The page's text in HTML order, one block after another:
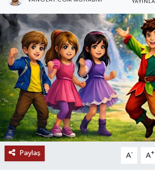
Paylaş A- A+
RESMİ İLANLAR